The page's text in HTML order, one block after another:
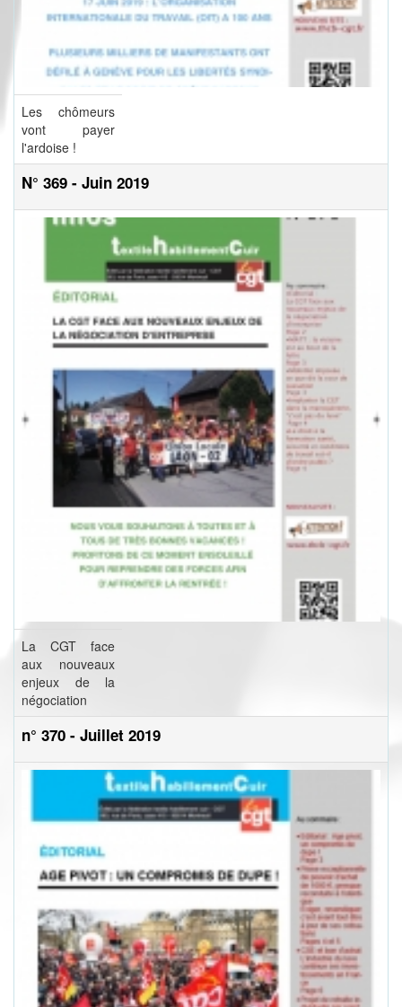
Les chômeurs
vont payer
l'ardoise !
N° 369 - Juin 2019
La CGT face
aux nouveaux
enjeux de la
négociation
n° 370 - Juillet 2019